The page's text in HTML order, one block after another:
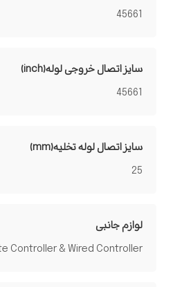
45661
سایز اتصال خروجی لوله(inch)
45661
سایز اتصال لوله تخلیه(mm)
25
لوازم جانبی
Controller & Wired Controller